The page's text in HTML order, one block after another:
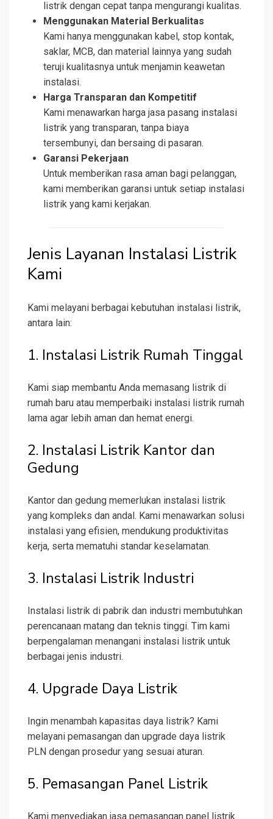
listrik dengan cepat tanpa mengurangi kualitas.
Menggunakan Material Berkualitas
Kami hanya menggunakan kabel, stop kontak,
saklar, MCB, dan material lainnya yang sudah
teruji kualitasnya untuk menjamin keawetan
instalasi.
Harga Transparan dan Kompetitif
Kami menawarkan harga jasa pasang instalasi
listrik yang transparan, tanpa biaya
tersembunyi, dan bersaing di pasaran.
Garansi Pekerjaan
Untuk memberikan rasa aman bagi pelanggan,
kami memberikan garansi untuk setiap instalasi
listrik yang kami kerjakan.
Jenis Layanan Instalasi Listrik
Kami
Kami melayani berbagai kebutuhan instalasi listrik,
antara lain:
1. Instalasi Listrik Rumah Tinggal
Kami siap membantu Anda memasang listrik di
rumah baru atau memperbaiki instalasi listrik rumah
lama agar lebih aman dan hemat energi.
2. Instalasi Listrik Kantor dan
Gedung
Kantor dan gedung memerlukan instalasi listrik
yang kompleks dan andal. Kami menawarkan solusi
instalasi yang efisien, mendukung produktivitas
kerja, serta mematuhi standar keselamatan.
3. Instalasi Listrik Industri
Instalasi listrik di pabrik dan industri membutuhkan
perencanaan matang dan teknis tinggi. Tim kami
berpengalaman menangani instalasi listrik untuk
berbagai jenis industri.
4. Upgrade Daya Listrik
Ingin menambah kapasitas daya listrik? Kami
melayani pemasangan dan upgrade daya listrik
PLN dengan prosedur yang sesuai aturan.
5. Pemasangan Panel Listrik
Kami menyediakan jasa pemasangan panel listrik